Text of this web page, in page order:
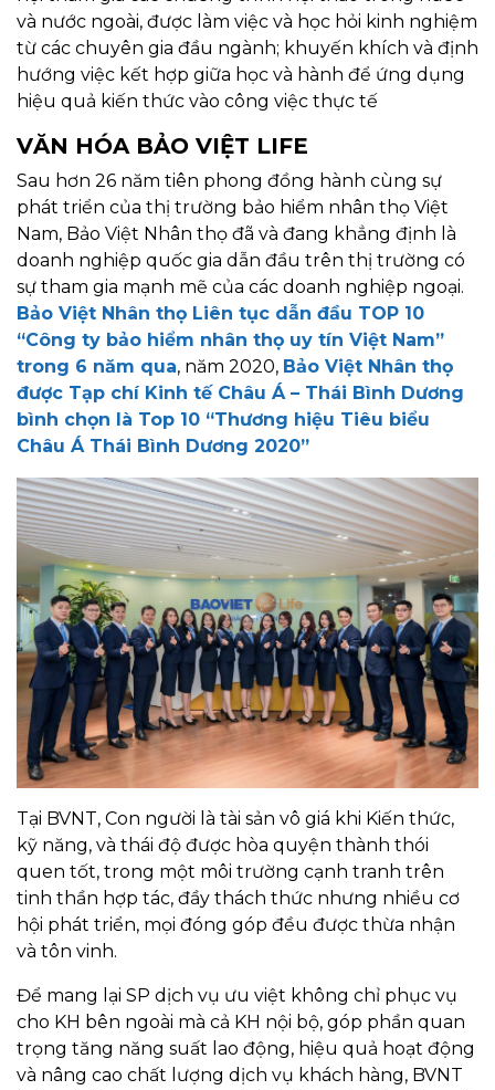
và nước ngoài, được làm việc và học hỏi kinh nghiệm
từ các chuyên gia đầu ngành; khuyến khích và định
hướng việc kết hợp giữa học và hành để ứng dụng
hiệu quả kiến thức vào công việc thực tế
VĂN HÓA BẢO VIỆT LIFE
Sau hơn 26 năm tiên phong đồng hành cùng sự
phát triển của thị trường bảo hiểm nhân thọ Việt
Nam, Bảo Việt Nhân thọ đã và đang khẳng định là
doanh nghiệp quốc gia dẫn đầu trên thị trường có
sự tham gia mạnh mẽ của các doanh nghiệp ngoại.
Bảo Việt Nhân thọ Liên tục dẫn đầu TOP 10
“Công ty bảo hiểm nhân thọ uy tín Việt Nam”
trong 6 năm qua, năm 2020, Bảo Việt Nhân thọ
được Tạp chí Kinh tế Châu Á – Thái Bình Dương
bình chọn là Top 10 “Thương hiệu Tiêu biểu
Châu Á Thái Bình Dương 2020”
Tại BVNT, Con người là tài sản vô giá khi Kiến thức,
kỹ năng, và thái độ được hòa quyện thành thói
quen tốt, trong một môi trường cạnh tranh trên
tinh thần hợp tác, đầy thách thức nhưng nhiều cơ
hội phát triển, mọi đóng góp đều được thừa nhận
và tôn vinh.
Để mang lại SP dịch vụ ưu việt không chỉ phục vụ
cho KH bên ngoài mà cả KH nội bộ, góp phần quan
trọng tăng năng suất lao động, hiệu quả hoạt động
và nâng cao chất lượng dịch vụ khách hàng, BVNT